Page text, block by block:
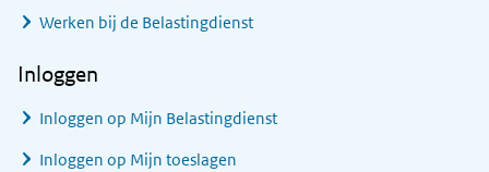
Werken bij de Belastingdienst
Inloggen
Inloggen op Mijn Belastingdienst
Inloggen op Mijn toeslagen